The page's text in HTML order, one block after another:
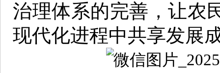
治理体系的完善，让农
现代化进程中共享发展